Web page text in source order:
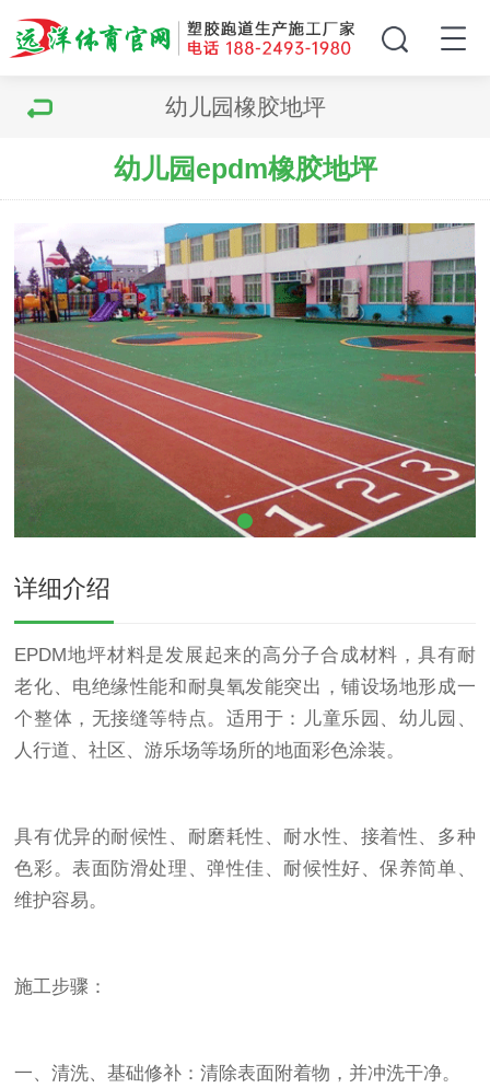
幼儿园橡胶地坪
幼儿园epdm橡胶地坪
详细介绍
EPDM地坪材料是发展起来的高分子合成材料，具有耐
老化、电绝缘性能和耐臭氧发能突出，铺设场地形成一
个整体，无接缝等特点。适用于：儿童乐园、幼儿园、
人行道、社区、游乐场等场所的地面彩色涂装。
具有优异的耐候性、耐磨耗性、耐水性、接着性、多种
色彩。表面防滑处理、弹性佳、耐候性好、保养简单、
维护容易。
施工步骤：
一、清洗、基础修补：清除表面附着物，并冲洗干净。